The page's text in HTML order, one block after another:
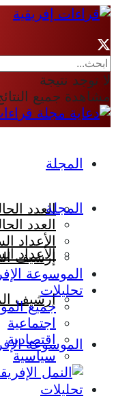
لا توجد نتيجة
مشاهدة جميع
المجلة
العدد
الأعداد
إرشيف
الموسوعة
تحليلات
المجلة
العدد
الأعداد
إرشيف
الموسوعة
تحليلات
جميع
اجتماعية
اقتصادية
سياسية